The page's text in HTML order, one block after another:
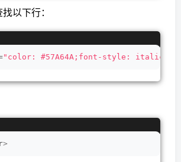
以下行：
"color: #57A64A;font-style:
>